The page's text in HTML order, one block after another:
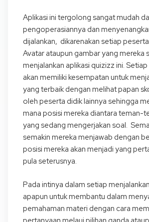
Aplikasi ini tergolong sangat mudah
pengoperasiannya dan
dijalankan, dikarenakan setiap
Avatar ataupun gambar yang mereka
menjalankan aplikasi quizizz ini.
akan memiliki kesempatan untuk
yang terbaik dengan melihat papan
oleh peserta didik lainnya sehingga
mana posisi mereka diantara teman-
yang sedang mengerjakan soal.
semakin mereka menjawab dengan
posisi mereka akan menjadi yang
pula seterusnya.
Pada intinya dalam setiap
apapun untuk membantu dalam
pemahaman materi dengan cara